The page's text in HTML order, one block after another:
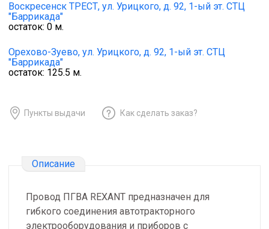
Воскресенск ТРЕСТ, ул. Урицкого, д. 92, 1-ый эт. СТЦ
"Баррикада"
остаток: 0 м.
Орехово-Зуево, ул. Урицкого, д. 92, 1-ый эт. СТЦ
"Баррикада"
остаток: 125.5 м.
Пункты выдачи Как сделать заказ?
Описание
Провод ПГВА REXANT предназначен для
гибкого соединения автотракторного
электрооборудования и приборов с